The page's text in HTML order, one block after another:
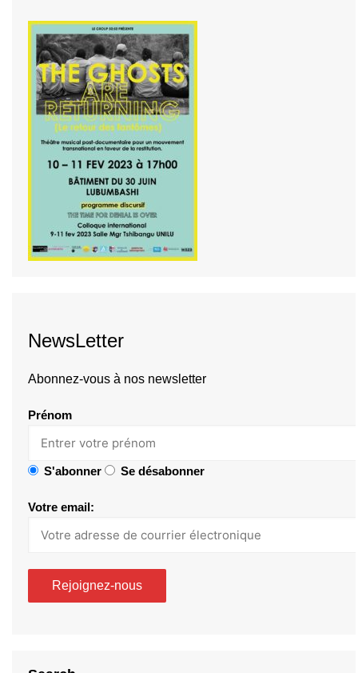
NewsLetter
Abonnez-vous à nos newsletter
Prénom
S'abonner Se désabonner
Votre email: